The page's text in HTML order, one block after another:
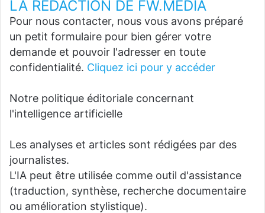
LA REDACTION DE FW.MEDIA
Pour nous contacter, nous vous avons préparé
un petit formulaire pour bien gérer votre
demande et pouvoir l'adresser en toute
confidentialité. Cliquez ici pour y accéder
Notre politique éditoriale concernant
l'intelligence artificielle
Les analyses et articles sont rédigées par des
journalistes.
L'IA peut être utilisée comme outil d'assistance
(traduction, synthèse, recherche documentaire
ou amélioration stylistique).